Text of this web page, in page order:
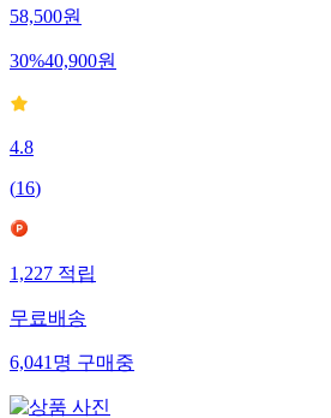
58,500원
30%40,900원
4.8
(16)
1,227적립
무료배송
6,041명구매중